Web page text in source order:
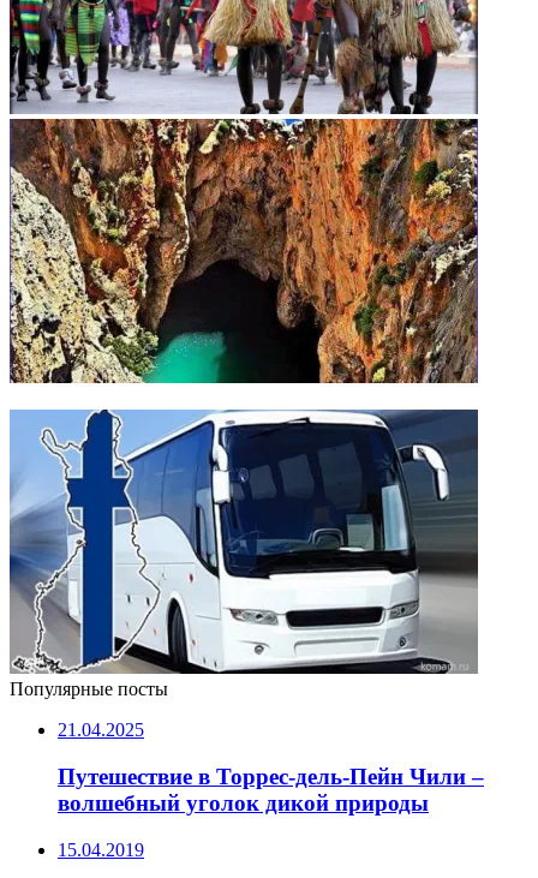
Популярные посты
21.04.2025
Путешествие в Торрес-дель-Пейн Чили –
волшебный уголок дикой природы
15.04.2019